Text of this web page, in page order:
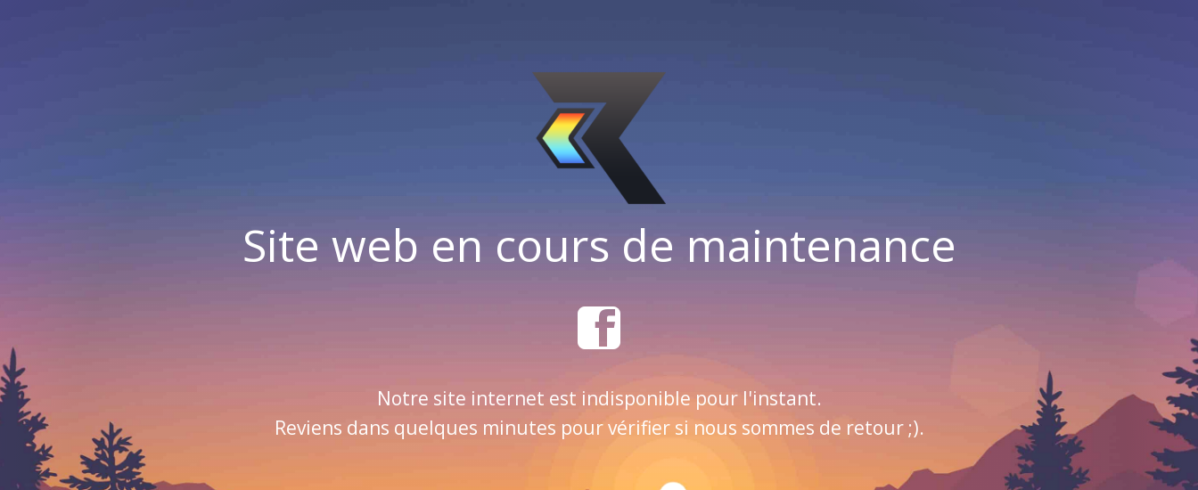
Site web en cours de maintenance
Notre site internet est indisponible pour l'instant.
Reviens dans quelques minutes pour vérifier si nous sommes de retour ;).